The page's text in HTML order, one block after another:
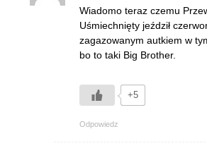
Wiadomo teraz czemu
Uśmiechnięty jeździł
zagazowanym autkiem w
bo to taki Big Brother.
+5
Odpowiedz